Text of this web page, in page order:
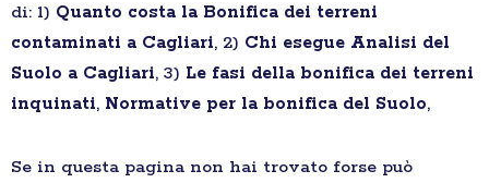
di: 1) Quanto costa la Bonifica dei terreni
contaminati a Cagliari, 2) Chi esegue Analisi del
Suolo a Cagliari, 3) Le fasi della bonifica dei terreni
inquinati, Normative per la bonifica del Suolo,
Se in questa pagina non hai trovato forse può